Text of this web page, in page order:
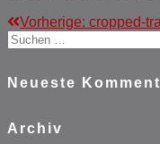
Vorherige: Vorheriger
cropped-
Suchen
nach:
Neueste
Archiv